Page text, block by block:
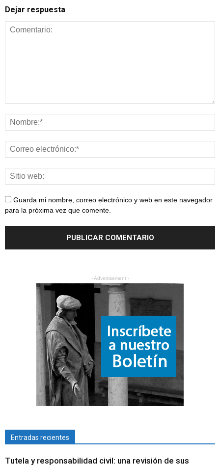
Dejar respuesta
Guarda mi nombre, correo electrónico y web en este navegador
para la próxima vez que comente.
- Advertisement -
Entradas recientes
Tutela y responsabilidad civil: una revisión de sus